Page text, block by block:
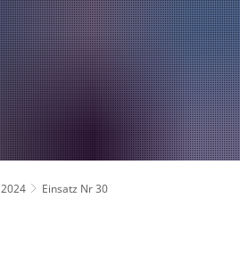
2024
2023
2022
2021
Fachgebiete und
Mannschaft
Jugend
Spielmannszug
Mitglied werden
A
A
A
2024 Einsatz Nr 30